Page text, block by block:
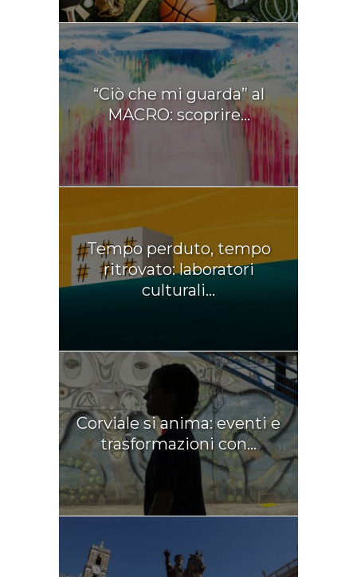
“Ciò che mi guarda” al
MACRO: scoprire...
Tempo perduto, tempo
ritrovato: laboratori
culturali...
Corviale si anima: eventi e
trasformazioni con...